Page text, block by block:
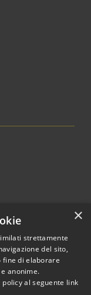
© 2026 • Comune di
• Powered by
×
strettamente
del sito,
fine di elaborare
anonime.
al seguente link